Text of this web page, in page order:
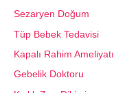
Sezaryen Doğum
Tüp Bebek Tedavisi
Kapalı Rahim Ameliyatı
Gebelik Doktoru